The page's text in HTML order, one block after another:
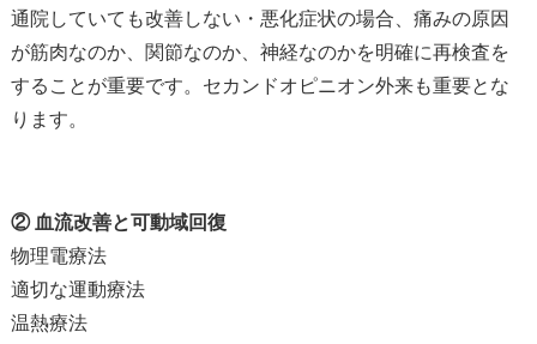
通院していても改善しない・悪化症状の場合、痛みの原因
が筋肉なのか、関節なのか、神経なのかを明確に再検査を
することが重要です。セカンドオピニオン外来も重要とな
ります。
② 血流改善と可動域回復
物理電療法
適切な運動療法
温熱療法